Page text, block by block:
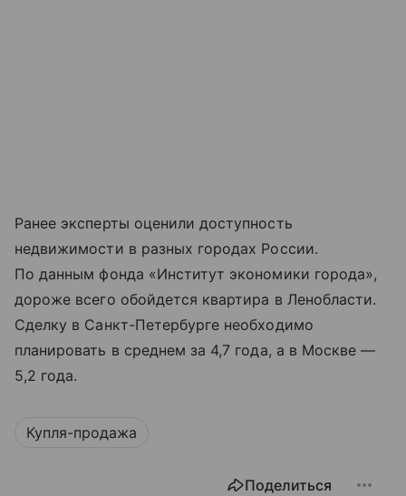
Ранее эксперты оценили доступность
недвижимости в разных городах России.
По данным фонда «Институт экономики города»,
дороже всего обойдется квартира в Ленобласти.
Сделку в Санкт-Петербурге необходимо
планировать в среднем за 4,7 года, а в Москве —
5,2 года.
Купля-продажа
Поделиться